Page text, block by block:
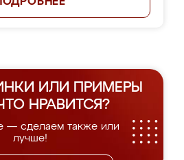
ИЛИ ПРИМЕРЫ
НРАВИТСЯ?
— сделаем также или
лучше!